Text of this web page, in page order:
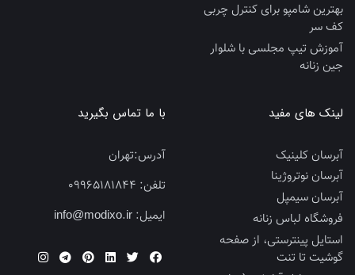
بهترین شامپو برای کنترل چربی
کف سر
آموزش تیپ مجلسی با شلوار
جین زنانه
لینک های مفید
آبرسان کلینیک
آبرسان نوتروژینا
آبرسان سیمپل
فروشگاه لباس زنانه
استایل پینترستی، از صفحه
گوشیت تا تنت
با ما تماس بگیرید
آدرس:تهران
تلفن:
ایمیل: